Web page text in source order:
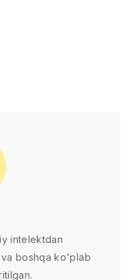
intelektdan
boshqa ko'plab